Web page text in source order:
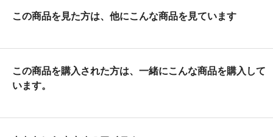
この商品を見た方は、他にこんな商品を見ています
この商品を購入された方は、一緒にこんな商品を購入して
います。